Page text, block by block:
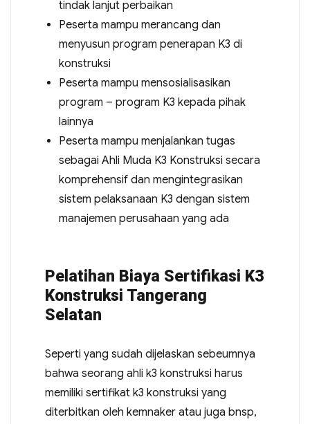
tindak lanjut perbaikan
Peserta mampu merancang dan
menyusun program penerapan K3 di
konstruksi
Peserta mampu mensosialisasikan
program – program K3 kepada pihak
lainnya
Peserta mampu menjalankan tugas
sebagai Ahli Muda K3 Konstruksi secara
komprehensif dan mengintegrasikan
sistem pelaksanaan K3 dengan sistem
manajemen perusahaan yang ada
Pelatihan Biaya Sertifikasi K3
Konstruksi Tangerang
Selatan
Seperti yang sudah dijelaskan sebeumnya
bahwa seorang ahli k3 konstruksi harus
memiliki sertifikat k3 konstruksi yang
diterbitkan oleh kemnaker atau juga bnsp,